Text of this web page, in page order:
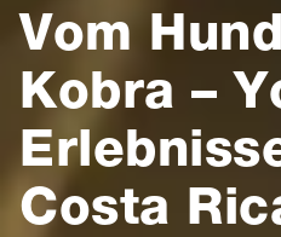
Vom
Kobra –
Costa